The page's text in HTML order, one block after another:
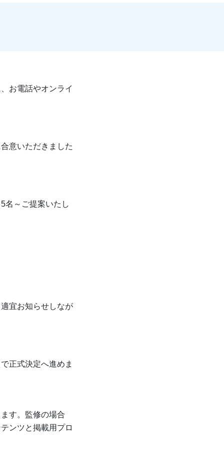
お電話やオンライ
意いただきました
名～ご提案いたし
宜お知らせしなが
正式決定へ進めま
す。監修の場合
ンツと掲載用プロ